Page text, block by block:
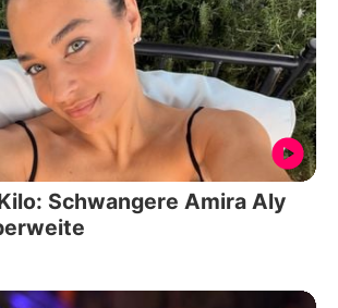
Schwangere Amira Aly